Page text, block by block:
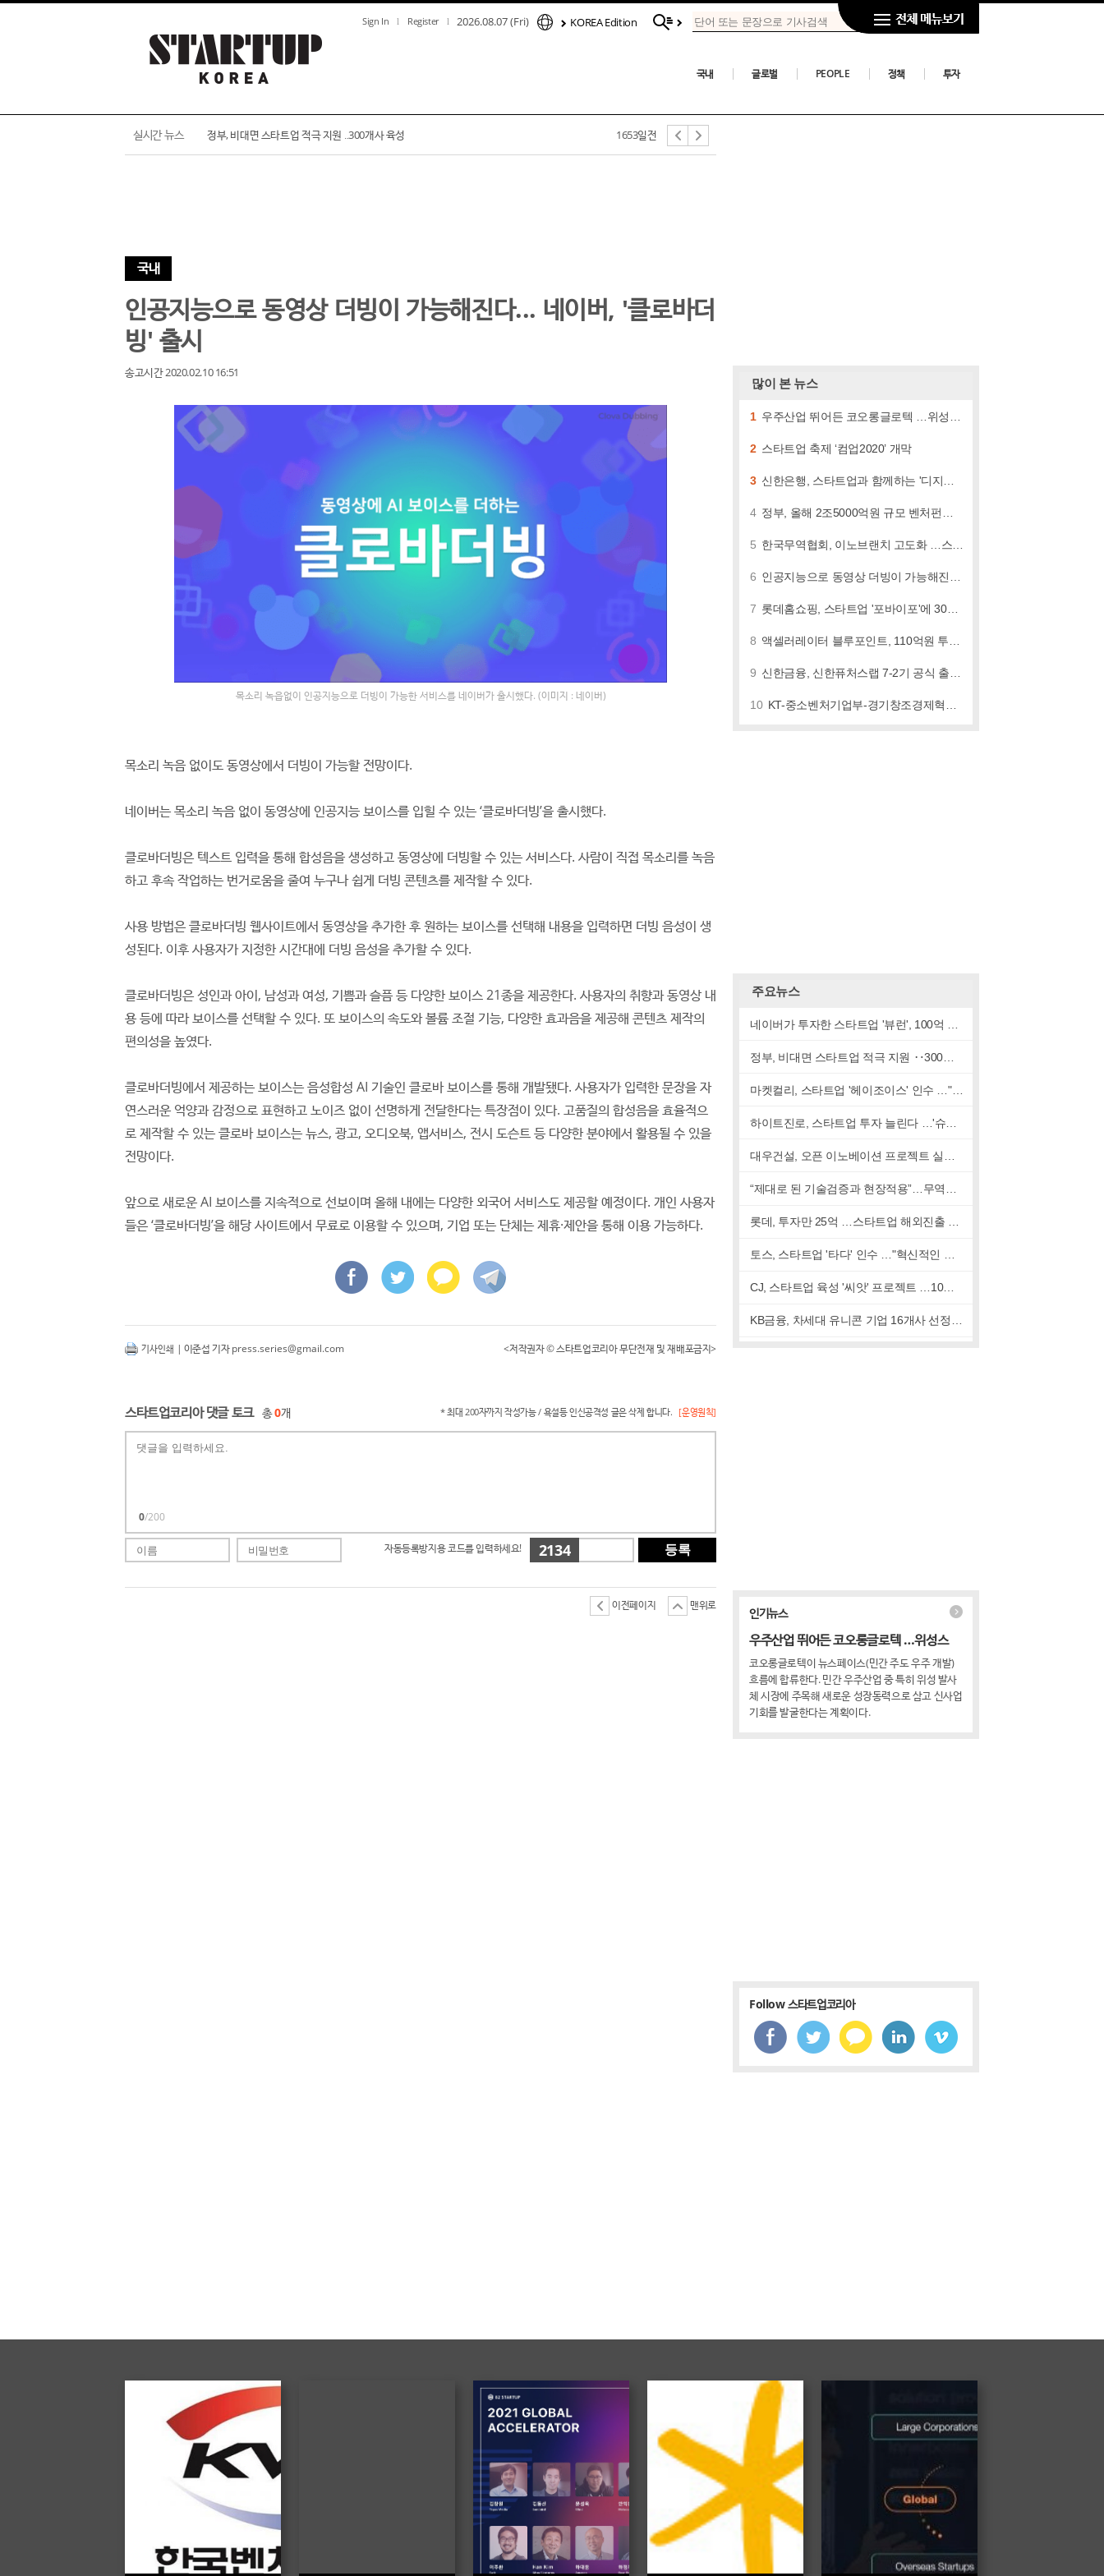
Sign In Register 2026.08.07 (Fri) KOREA Edition
국내 글로벌 PEOPLE 정책 투자
실시간 뉴스
네이버가 투자한 스타트업 '뷰런', 100억 규모 투자 유치
정부, 비대면 스타트업 적극 지원 ‥300개사 육성 1653일전
국내
인공지능으로 동영상 더빙이 가능해진다... 네이버, '클로바더
빙' 출시
송고시간 2020.02.10 16:51
목소리 녹읍없이 인공지능으로 더빙이 가능한 서비스를 네이버가 출시했다. (이미지 : 네이버)
목소리 녹음 없이도 동영상에서 더빙이 가능할 전망이다.
네이버는 목소리 녹음 없이 동영상에 인공지능 보이스를 입힐 수 있는 ‘클로바더빙’을 출시했다.
클로바더빙은 텍스트 입력을 통해 합성음을 생성하고 동영상에 더빙할 수 있는 서비스다. 사람이 직접 목소리를 녹음
하고 후속 작업하는 번거로움을 줄여 누구나 쉽게 더빙 콘텐츠를 제작할 수 있다.
사용 방법은 클로바더빙 웹사이트에서 동영상을 추가한 후 원하는 보이스를 선택해 내용을 입력하면 더빙 음성이 생
성된다. 이후 사용자가 지정한 시간대에 더빙 음성을 추가할 수 있다.
클로바더빙은 성인과 아이, 남성과 여성, 기쁨과 슬픔 등 다양한 보이스 21종을 제공한다. 사용자의 취향과 동영상 내
용 등에 따라 보이스를 선택할 수 있다. 또 보이스의 속도와 볼륨 조절 기능, 다양한 효과음을 제공해 콘텐츠 제작의
편의성을 높였다.
클로바더빙에서 제공하는 보이스는 음성합성 AI 기술인 클로바 보이스를 통해 개발됐다. 사용자가 입력한 문장을 자
연스러운 억양과 감정으로 표현하고 노이즈 없이 선명하게 전달한다는 특장점이 있다. 고품질의 합성음을 효율적으
로 제작할 수 있는 클로바 보이스는 뉴스, 광고, 오디오북, 앱서비스, 전시 도슨트 등 다양한 분야에서 활용될 수 있을
전망이다.
앞으로 새로운 AI 보이스를 지속적으로 선보이며 올해 내에는 다양한 외국어 서비스도 제공할 예정이다. 개인 사용자
들은 ‘클로바더빙’을 해당 사이트에서 무료로 이용할 수 있으며, 기업 또는 단체는 제휴·제안을 통해 이용 가능하다.
기사인쇄 | 이준섭 기자press.series@gmail.com <저작권자 © 스타트업코리아 무단전재 및 재배포금지>
스타트업코리아 댓글 토크 총0개 * 최대 200자까지 작성가능 / 욕설등 인신공격성 글은 삭제 합니다. [운영원칙]
0/200
자동등록방지용 코드를 입력하세요! 2134 등록
이전페이지 맨위로
많이 본 뉴스
1 우주산업 뛰어든 코오롱글로텍 …위성스타트업에 60억 투자
2 스타트업 축제 ‘컴업2020’ 개막
3 신한은행, 스타트업과 함께하는 '디지로그 브랜치' …"본격 협업"
4 정부, 올해 2조5000억원 규모 벤처펀드 조성 나선다
5 한국무역협회, 이노브랜치 고도화 …스타트업 해외 진출 이끌어
6 인공지능으로 동영상 더빙이 가능해진다... 네이버, '클로바더빙' 출시
7 롯데홈쇼핑, 스타트업 '포바이포'에 30억 투자 …"메타버스 사업 강화"
8 액셀러레이터 블루포인트, 110억원 투자유치
9 신한금융, 신한퓨처스랩 7-2기 공식 출범 …"스타트업 적극 지원"
10 KT-중소벤처기업부-경기창조경제혁신센터, 실감미디어 스타트업 공모전 개최
주요뉴스
마켓컬리, 스타트업 '헤이조이스' 인수 …"마켓컬리 타깃 고객층 저격할듯"
CJ, 스타트업 육성 '씨앗' 프로젝트 …10곳 선발
인기뉴스
우주산업 뛰어든 코오롱글로텍 …위성스
코오롱글로텍이 뉴스페이스(민간 주도 우주 개발)
흐름에 합류한다. 민간 우주산업 중 특히 위성 발사
체 시장에 주목해 새로운 성장동력으로 삼고 신사업
기회를 발굴한다는 계획이다.
Follow 스타트업코리아